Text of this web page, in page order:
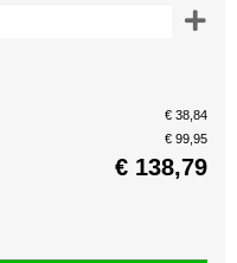
€ 38,84
€ 99,95
€ 138,79